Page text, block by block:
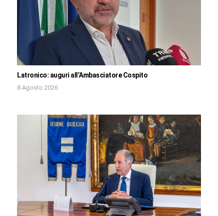
Latronico: auguri all’Ambasciatore Cospito
8 Agosto 2026